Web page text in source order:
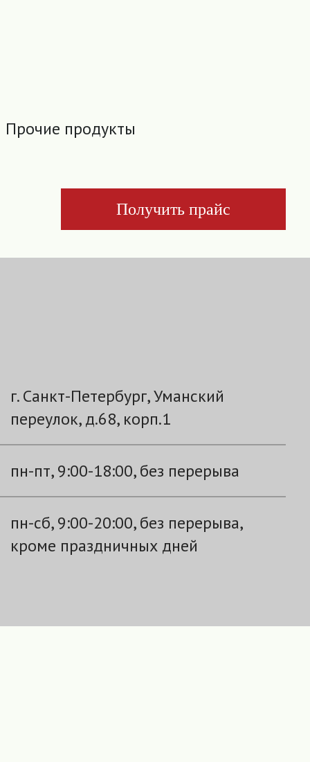
Прочие продукты
Получить прайс
г. Санкт-Петербург, Уманский
переулок, д.68, корп.1
пн-пт, 9:00-18:00, без перерыва
пн-сб, 9:00-20:00, без перерыва,
кроме праздничных дней